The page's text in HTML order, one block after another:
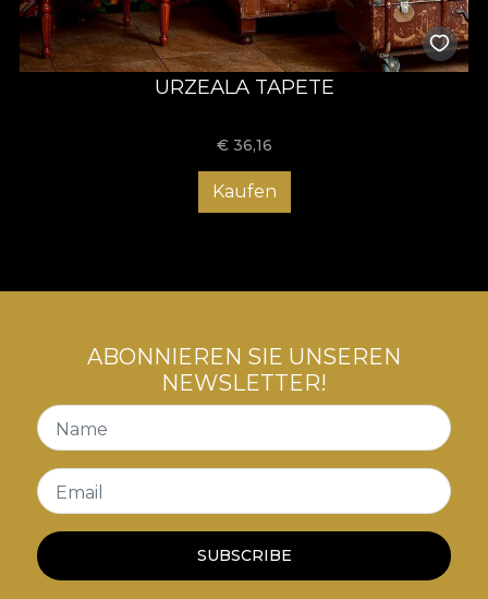
URZEALA TAPETE
€ 36,16
Kaufen
ABONNIEREN SIE UNSEREN
NEWSLETTER!
Name
Email
SUBSCRIBE